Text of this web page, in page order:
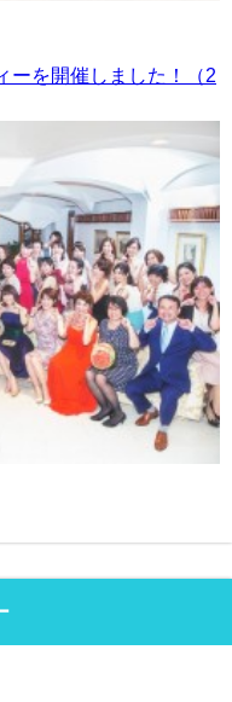
ーを開催しました！（2